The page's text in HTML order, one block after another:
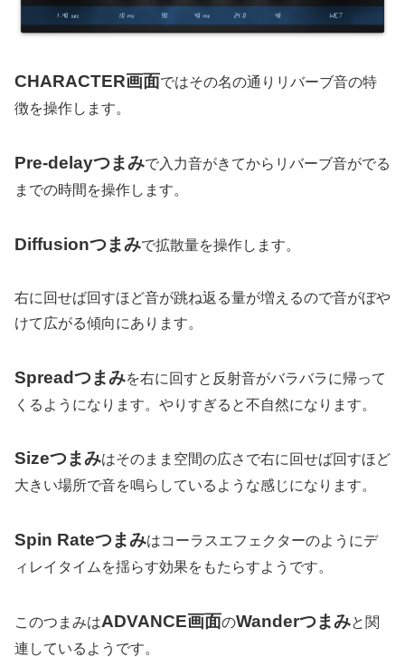
CHARACTER画面ではその名の通りリバーブ音の特
徴を操作します。
Pre-delayつまみで入力音がきてからリバーブ音がでる
までの時間を操作します。
Diffusionつまみで拡散量を操作します。
右に回せば回すほど音が跳ね返る量が増えるので音がぼや
けて広がる傾向にあります。
Spreadつまみを右に回すと反射音がバラバラに帰って
くるようになります。やりすぎると不自然になります。
Sizeつまみはそのまま空間の広さで右に回せば回すほど
大きい場所で音を鳴らしているような感じになります。
Spin Rateつまみはコーラスエフェクターのようにデ
ィレイタイムを揺らす効果をもたらすようです。
このつまみはADVANCE画面のWanderつまみと関
連しているようです。